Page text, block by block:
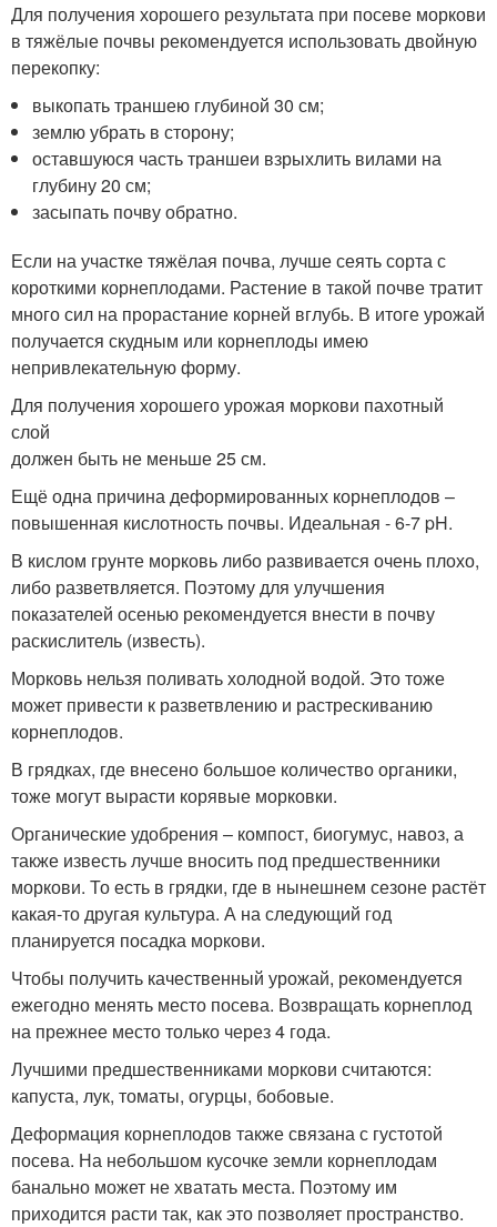
Для получения хорошего результата при посеве моркови
в тяжёлые почвы рекомендуется использовать двойную
перекопку:
выкопать траншею глубиной 30 см;
землю убрать в сторону;
оставшуюся часть траншеи взрыхлить вилами на
глубину 20 см;
засыпать почву обратно.
Если на участке тяжёлая почва, лучше сеять сорта с
короткими корнеплодами. Растение в такой почве тратит
много сил на прорастание корней вглубь. В итоге урожай
получается скудным или корнеплоды имею
непривлекательную форму.
Для получения хорошего урожая моркови пахотный
слой
должен быть не меньше 25 см.
Ещё одна причина деформированных корнеплодов –
повышенная кислотность почвы. Идеальная - 6-7 pH.
В кислом грунте морковь либо развивается очень плохо,
либо разветвляется. Поэтому для улучшения
показателей осенью рекомендуется внести в почву
раскислитель (известь).
Морковь нельзя поливать холодной водой. Это тоже
может привести к разветвлению и растрескиванию
корнеплодов.
В грядках, где внесено большое количество органики,
тоже могут вырасти корявые морковки.
Органические удобрения – компост, биогумус, навоз, а
также известь лучше вносить под предшественники
моркови. То есть в грядки, где в нынешнем сезоне растёт
какая-то другая культура. А на следующий год
планируется посадка моркови.
Чтобы получить качественный урожай, рекомендуется
ежегодно менять место посева. Возвращать корнеплод
на прежнее место только через 4 года.
Лучшими предшественниками моркови считаются:
капуста, лук, томаты, огурцы, бобовые.
Деформация корнеплодов также связана с густотой
посева. На небольшом кусочке земли корнеплодам
банально может не хватать места. Поэтому им
приходится расти так, как это позволяет пространство.